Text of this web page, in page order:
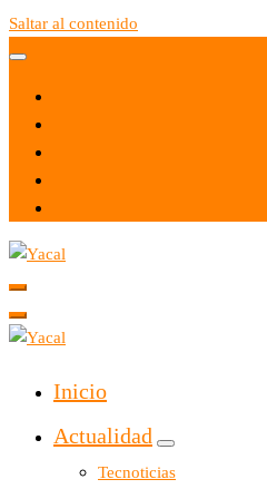
Saltar al contenido
Yacal micro hosting
Inicio
Actualidad
Tecnoticias